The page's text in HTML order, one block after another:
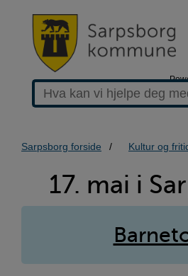
Sarpsborg forside Kultur og
17.
mai
Sarpsborg
17. mai i